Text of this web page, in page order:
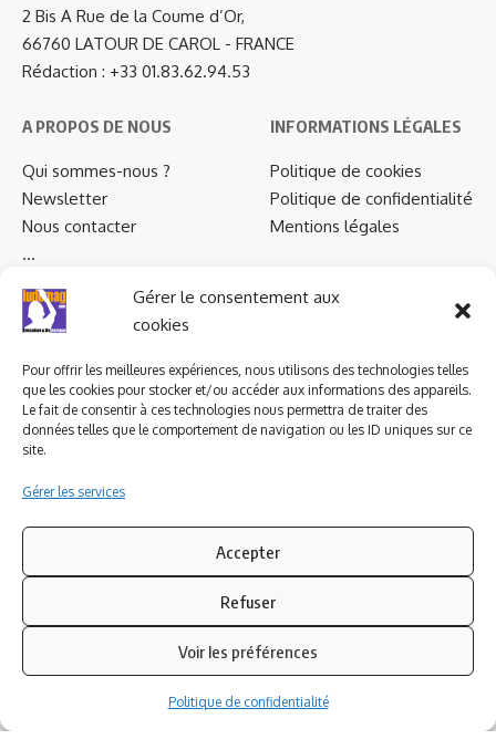
Gérer le consentement aux
cookies
Pour offrir les meilleures expériences, nous utilisons des technologies telles
que les cookies pour stocker et/ou accéder aux informations des appareils.
Le fait de consentir à ces technologies nous permettra de traiter des
données telles que le comportement de navigation ou les ID uniques sur ce
site.
Gérer les services
Accepter
Refuser
Voir les préférences
Politique de confidentialité
2 Bis A Rue de la Coume d’Or,
66760 LATOUR DE CAROL - FRANCE
Rédaction : +33 01.83.62.94.53
A PROPOS DE NOUS
Qui sommes-nous ?
Newsletter
Nous contacter
…
INFORMATIONS LÉGALES
Politique de cookies
Politique de confidentialité
Mentions légales
PARTENAIRES